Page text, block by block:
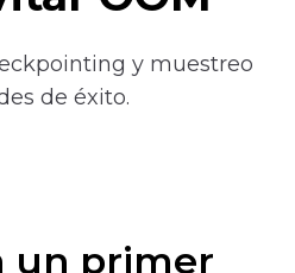
y muestreo
de éxito.
un primer